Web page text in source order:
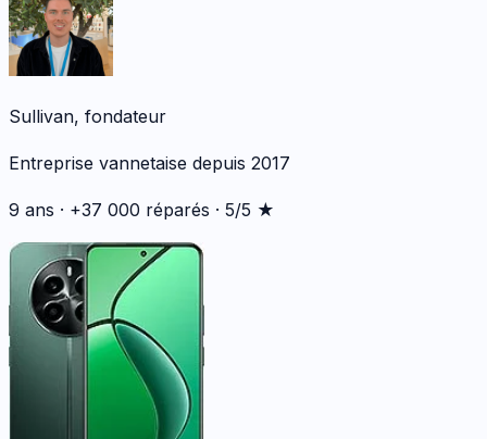
Sullivan, fondateur
Entreprise vannetaise depuis 2017
9 ans · +37 000 réparés · 5/5 ★